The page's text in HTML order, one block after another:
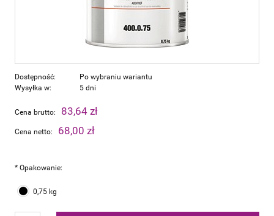
Dostępność:
Po wybraniu wariantu
Wysyłka w:
5 dni
Cena brutto: 83,64 zł
Cena netto: 68,00 zł
* Opakowanie:
0,75 kg